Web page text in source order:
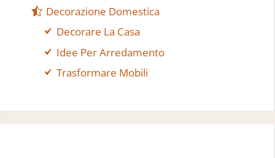
Decorazione Domestica
Decorare La Casa
Idee Per Arredamento
Trasformare Mobili